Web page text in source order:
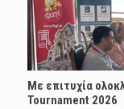
Με επιτυχία
Tournament 2026